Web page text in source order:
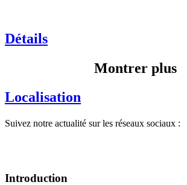
Détails
Montrer plus
Localisation
Suivez notre actualité sur les réseaux sociaux :
Introduction